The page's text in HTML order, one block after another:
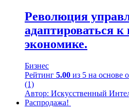
Революция
адаптироваться
экономике.
Бизнес
Рейтинг 5.00 из 5 на основе
(1)
Автор: Искусственный
Распродажа!